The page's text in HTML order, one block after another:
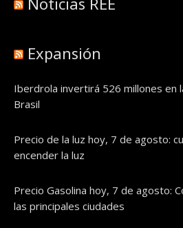
Expansión
Iberdrola invertirá 526 millones en
Brasil
Precio de la luz hoy, 7 de agosto:
encender la luz
Precio Gasolina hoy, 7 de agosto:
las principales ciudades